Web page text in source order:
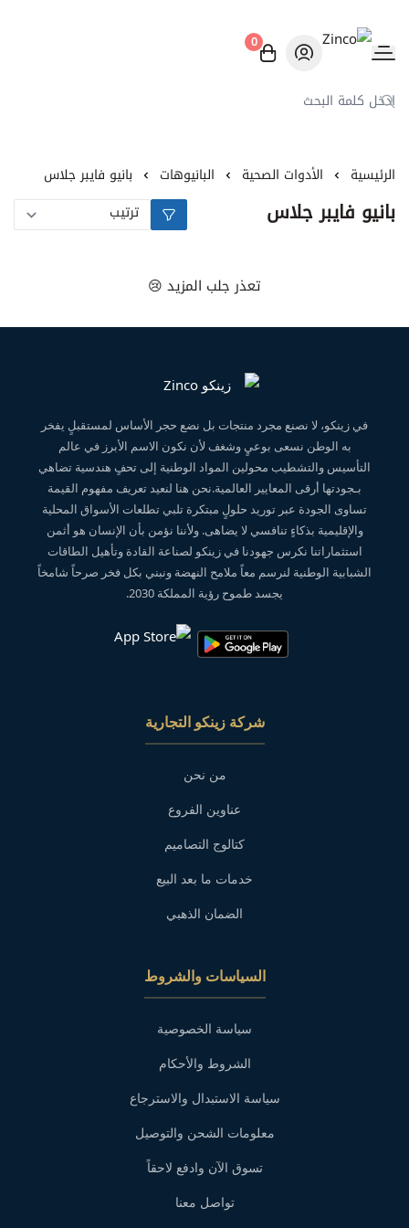
Zinco
0
الرئيسية الأدوات الصحية البانيوهات بانيو فايبر جلاس
بانيو فايبر جلاس
تعذر جلب المزيد 😢
في زينكو، لا نصنع مجرد منتجات بل نضع حجر الأساس لمستقبلٍ يفخر
به الوطن نسعى بوعيٍ وشغف لأن نكون الاسم الأبرز في عالم
التأسيس والتشطيب محولين المواد الوطنية إلى تحفٍ هندسية تضاهي
بـجودتها أرقى المعايير العالمية.نحن هنا لنعيد تعريف مفهوم القيمة
تساوى الجودة عبر توريد حلولٍ مبتكرة تلبي تطلعات الأسواق المحلية
والإقليمية بذكاءٍ تنافسي لا يضاهى. ولأننا نؤمن بأن الإنسان هو أثمن
استثماراتنا نكرس جهودنا في زينكو لصناعة القادة وتأهيل الطاقات
الشبابية الوطنية لنرسم معاً ملامح النهضة ونبني بكل فخر صرحاً شامخاً
يجسد طموح رؤية المملكة 2030.
شركة زينكو التجارية
من نحن
عناوين الفروع
كتالوج التصاميم
خدمات ما بعد البيع
الضمان الذهبي
السياسات والشروط
سياسة الخصوصية
الشروط والأحكام
سياسة الاستبدال والاسترجاع
معلومات الشحن والتوصيل
تسوق الآن وادفع لاحقاً
تواصل معنا